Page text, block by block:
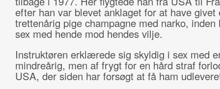
efter han var blevet anklaget for at have givet
trettenårig pige champagne med narko, inden
sex med hende mod hendes vilje.
Instruktøren erklærede sig skyldig i sex med
mindreårig, men af frygt for en hård straf
USA, der siden har forsøgt at få ham